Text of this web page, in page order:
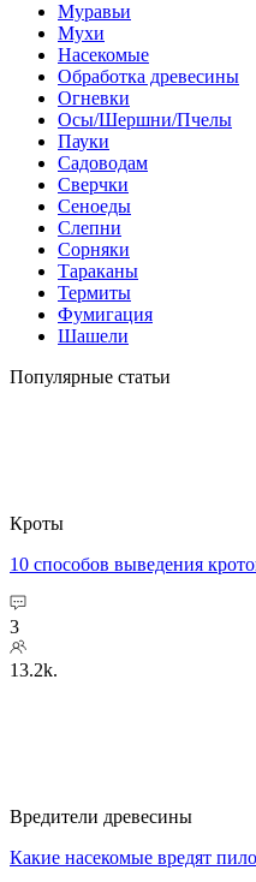
Муравьи
Мухи
Насекомые
Обработка древесины
Огневки
Осы/Шершни/Пчелы
Пауки
Садоводам
Сверчки
Сеноеды
Слепни
Сорняки
Тараканы
Термиты
Фумигация
Шашели
Популярные статьи
Кроты
10 способов выведения
3
13.2k.
Вредители древесины
Какие насекомые вредят